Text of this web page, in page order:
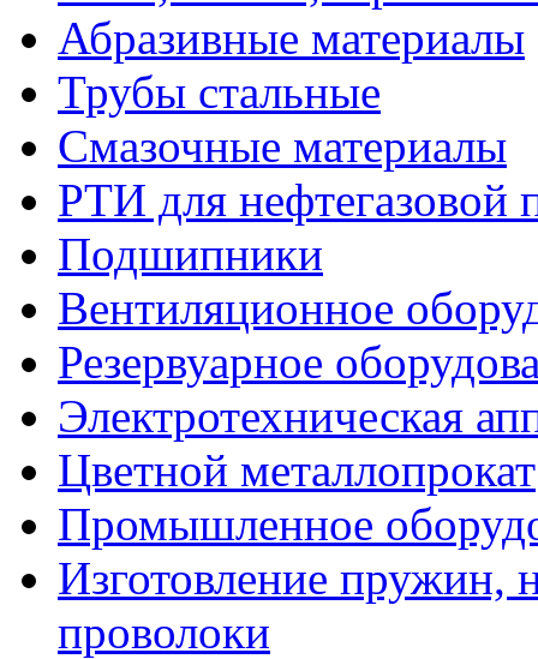
Абразивные материалы
Трубы стальные
Смазочные материалы
РТИ для
Подшипники
Вентиляционное
Резервуарное
Электротехническая
Цветной металлопрокат
Промышленное
Изготовление пружин,
проволоки